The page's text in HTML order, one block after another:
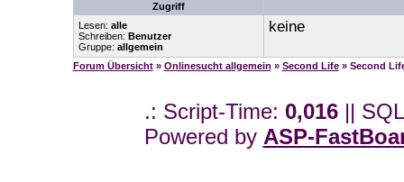
Zugriff
Lesen: alle
Schreiben: Benutzer
Gruppe: allgemein
keine
Forum Übersicht » Onlinesucht allgemein » Second Life » Second
.: Script-Time: 0,016||
Powered by ASP-